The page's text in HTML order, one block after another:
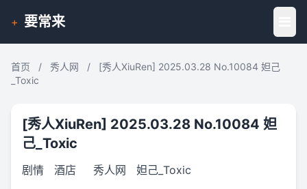
+ 要常来
首页 / 秀人网 /
[秀人XiuRen] 2025.03.28 No.10084 妲己
_Toxic
[秀人XiuRen] 2025.03.28 No.10084 妲
己_Toxic
剧情 酒店 秀人网 妲己_Toxic